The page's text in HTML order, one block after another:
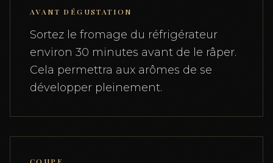
AVANT DÉGUSTATION
Sortez le fromage du réfrigérateur
environ 30 minutes avant de le râper.
Cela permettra aux arômes de se
développer pleinement.
COUPE